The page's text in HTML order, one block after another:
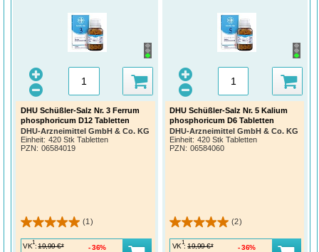
DHU Schüßler-Salz Nr. 3 Ferrum
phosphoricum D12 Tabletten
DHU-Arzneimittel GmbH & Co. KG
Einheit: 420 Stk Tabletten
PZN: 06584019
(1)
VK
1
: 19,99 €*
36%
DHU Schüßler-Salz Nr. 5 Kalium
phosphoricum D6 Tabletten
DHU-Arzneimittel GmbH & Co. KG
Einheit: 420 Stk Tabletten
PZN: 06584060
(2)
VK
1
: 19,99 €*
36%